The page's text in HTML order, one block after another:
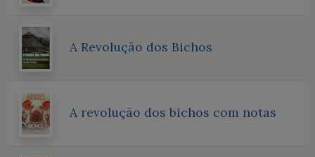
A Revolução dos Bichos
A revolução dos bichos com notas